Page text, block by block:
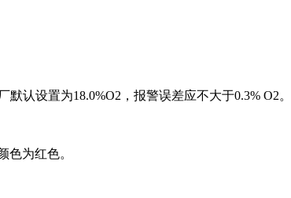
默认设置为18.0%O2，报警误差应不大于0.3% O2。
色为红色。